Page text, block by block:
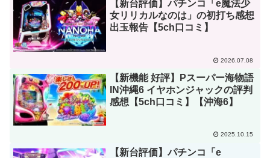
【新台評価】パチンコ「e魔法少
女リリカルなのは」の初打ち感想
出玉報告【5ch口コミ】
2026.07.08
【新機能 好評】Pスーパー海物語
IN沖縄6 イヤホンジャックの評判
感想【5ch口コミ】【沖海6】
2025.10.15
【新台評価】パチンコ「e